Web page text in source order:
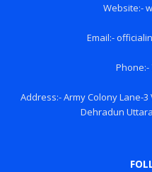
Website:-
Email:-
Phone:-
Address:- Army Colony Lane-
Dehradun